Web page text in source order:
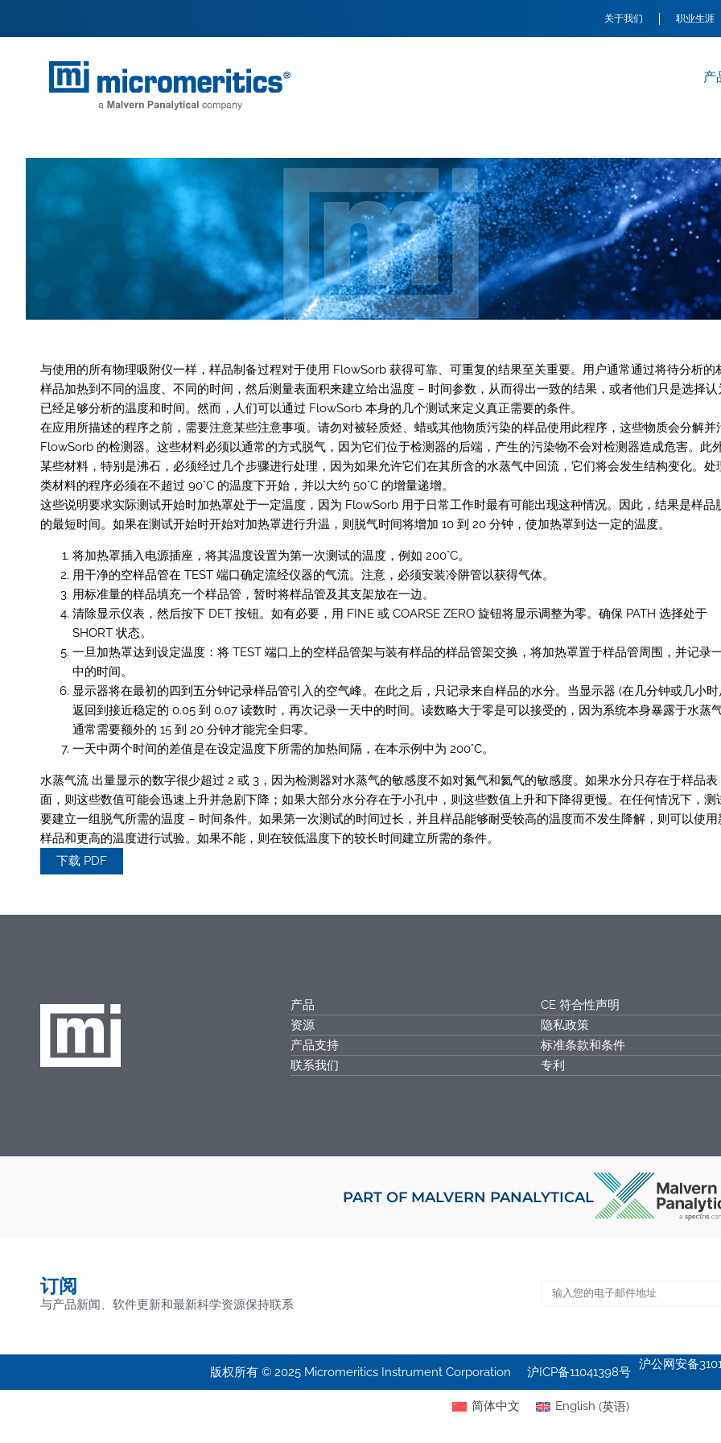
关于我们 职业生涯
产
与使用的所有物理吸附仪一样，样品制备过程对于使用 FlowSorb 获得可靠、可重复的结果至关重要。用户通常通过将待分析的
样品加热到不同的温度、不同的时间，然后测量表面积来建立给出温度 – 时间参数，从而得出一致的结果，或者他们只是选择认
已经足够分析的温度和时间。然而，人们可以通过 FlowSorb 本身的几个测试来定义真正需要的条件。
在应用所描述的程序之前，需要注意某些注意事项。请勿对被轻质烃、蜡或其他物质污染的样品使用此程序，这些物质会分解并
FlowSorb 的检测器。这些材料必须以通常的方式脱气，因为它们位于检测器的后端，产生的污染物不会对检测器造成危害。此
某些材料，特别是沸石，必须经过几个步骤进行处理，因为如果允许它们在其所含的水蒸气中回流，它们将会发生结构变化。处
类材料的程序必须在不超过 90°C 的温度下开始，并以大约 50°C 的增量递增。
这些说明要求实际测试开始时加热罩处于一定温度，因为 FlowSorb 用于日常工作时最有可能出现这种情况。因此，结果是样品
的最短时间。如果在测试开始时开始对加热罩进行升温，则脱气时间将增加 10 到 20 分钟，使加热罩到达一定的温度。
将加热罩插入电源插座，将其温度设置为第一次测试的温度，例如 200°C。
用干净的空样品管在 TEST 端口确定流经仪器的气流。注意，必须安装冷阱管以获得气体。
用标准量的样品填充一个样品管，暂时将样品管及其支架放在一边。
清除显示仪表，然后按下 DET 按钮。如有必要，用 FINE 或 COARSE ZERO 旋钮将显示调整为零。确保 PATH 选择处于
SHORT 状态。
一旦加热罩达到设定温度：将 TEST 端口上的空样品管架与装有样品的样品管架交换，将加热罩置于样品管周围，并记录
中的时间。
显示器将在最初的四到五分钟记录样品管引入的空气峰。在此之后，只记录来自样品的水分。当显示器 (在几分钟或几小时
返回到接近稳定的 0.05 到 0.07 读数时，再次记录一天中的时间。读数略大于零是可以接受的，因为系统本身暴露于水蒸
通常需要额外的 15 到 20 分钟才能完全归零。
一天中两个时间的差值是在设定温度下所需的加热间隔，在本示例中为 200°C。
水蒸气流 出量显示的数字很少超过 2 或 3，因为检测器对水蒸气的敏感度不如对氮气和氦气的敏感度。如果水分只存在于样品表
面，则这些数值可能会迅速上升并急剧下降；如果大部分水分存在于小孔中，则这些数值上升和下降得更慢。在任何情况下，测
要建立一组脱气所需的温度 – 时间条件。如果第一次测试的时间过长，并且样品能够耐受较高的温度而不发生降解，则可以使用
样品和更高的温度进行试验。如果不能，则在较低温度下的较长时间建立所需的条件。
下载 PDF
产品
CE 符合性声明
资源
隐私政策
产品支持
标准条款和条件
联系我们
专利
PART OF MALVERN PANALYTICAL
订阅
与产品新闻、软件更新和最新科学资源保持联系
版权所有 © 2025 Micromeritics Instrument Corporation 沪ICP备11041398号
沪公网安备
简体中文 English (英语)